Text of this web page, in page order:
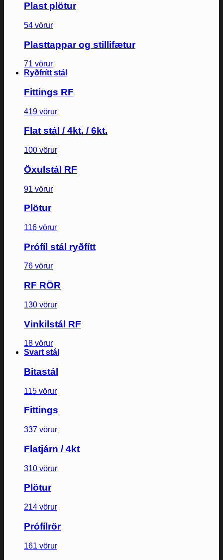
Plast plötur
54 vörur
Plasttappar og stillifætur
71 vörur
Ryðfrítt stál
Fittings RF
419 vörur
Flat stál / 4kt. / 6kt.
100 vörur
Öxulstál RF
91 vörur
Plötur
116 vörur
Prófíl stál ryðfítt
76 vörur
RF RÖR
130 vörur
Vinkilstál RF
18 vörur
Svart stál
Bitastál
115 vörur
Fittings
337 vörur
Flatjárn / 4kt
310 vörur
Plötur
214 vörur
Prófílrör
161 vörur